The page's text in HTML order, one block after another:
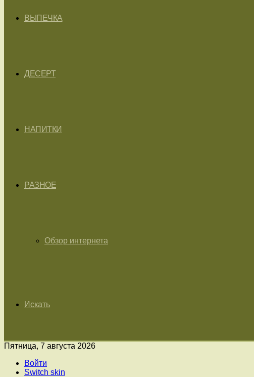
ВЫПЕЧКА
ДЕСЕРТ
НАПИТКИ
РАЗНОЕ
Обзор интернета
Искать
Пятница, 7 августа 2026
Войти
Switch skin